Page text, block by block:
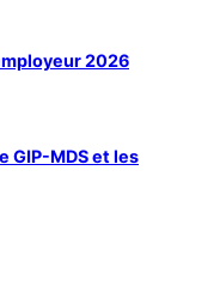
2026
GIP-MDS et les